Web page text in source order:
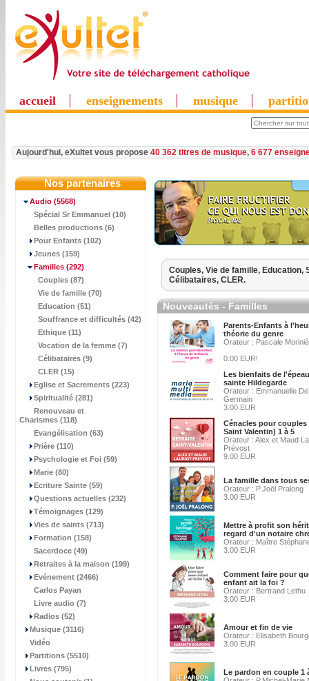
accueil enseignements musique
Aujourd'hui, eXultet vous propose 40 362 titres de musique, 6 677
Nos partenaires
Audio (5568)
Spécial Sr Emmanuel (10)
Belles productions (6)
Pour Enfants (102)
Jeunes (159)
Familles (292)
Couples (87)
Vie de famille (70)
Education (51)
Souffrance et difficultés (42)
Ethique (11)
Vocation de la femme (7)
Célibataires (9)
CLER (15)
Eglise et Sacrements (223)
Spiritualité (281)
Renouveau et
Charismes (118)
Evangélisation (63)
Prière (110)
Psychologie et Foi (59)
Marie (80)
Ecriture Sainte (59)
Questions actuelles (232)
Témoignages (129)
Vies de saints (713)
Formation (158)
Sacerdoce (49)
Retraites à la maison (199)
Evénement (2466)
Carlos Payan
Livre audio (7)
Radios (52)
Musique (3116)
Vidéo
Partitions (5510)
Livres (795)
Couples, Vie de famille, Education,
Célibataires, CLER.
Nouveautés - Familles
Parents-Enfants à
théorie du genre
Orateur : Pascale
0.00 EUR!
Les bienfaits de
sainte Hildegarde
Orateur : Emmanuelle
Germain
3.00 EUR
Cénacles pour couples
Saint Valentin) 1 à 5
Orateur : Alex et Maud
Prévost
9.00 EUR
La famille dans tous
Orateur : P.Joël Pralong
3.00 EUR
Mettre à profit son
regard d'un notaire
Orateur : Maître
3.00 EUR
Comment faire pour
enfant ait la foi ?
Orateur : Bertrand Lethu
3.00 EUR
Amour et fin de vie
Orateur : Elisabeth
3.00 EUR
Le pardon en couple 1